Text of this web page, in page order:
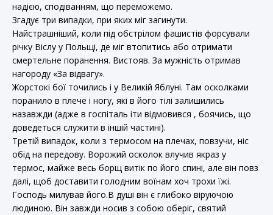
надією, сподіванням, що переможемо.
Згадує три випадки, при яких міг загинути.
Найстрашніший, коли під обстрілом фашистів форсували
річку Віслу у Польщі, де міг втопитись або отримати
смертельне поранення. Вистояв. За мужність отримав
нагороду «За відвагу».
Жорстокі бої точились і у Великій Яблуні. Там осколками
поранило в плече і ногу, які в його тілі залишились
назавжди (адже в госпіталь іти відмовився , боячись, що
доведеться служити в іншій частині).
Третій випадок, коли з термосом на плечах, повзучи, ніс
обід на передову. Ворожий осколок влучив якраз у
термос, майже весь борщ витік по його спині, але він повз
далі, щоб доставити голодним воїнам хоч трохи їжі.
Господь милував його.В душі він є глибоко віруючою
людиною. Він завжди носив з собою оберіг, святий